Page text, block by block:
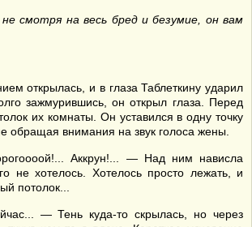
смотря на весь бред и безумие, он вам
открылась, и в глаза Таблеткину ударил
зажмурившись, он открыл глаза. Перед
их комнаты. Он уставился в одну точку
обращая внимания на звук голоса жены.
Аккрун!... — Над ним нависла
не хотелось. Хотелось просто лежать, и
потолок...
— Тень куда-то скрылась, но через